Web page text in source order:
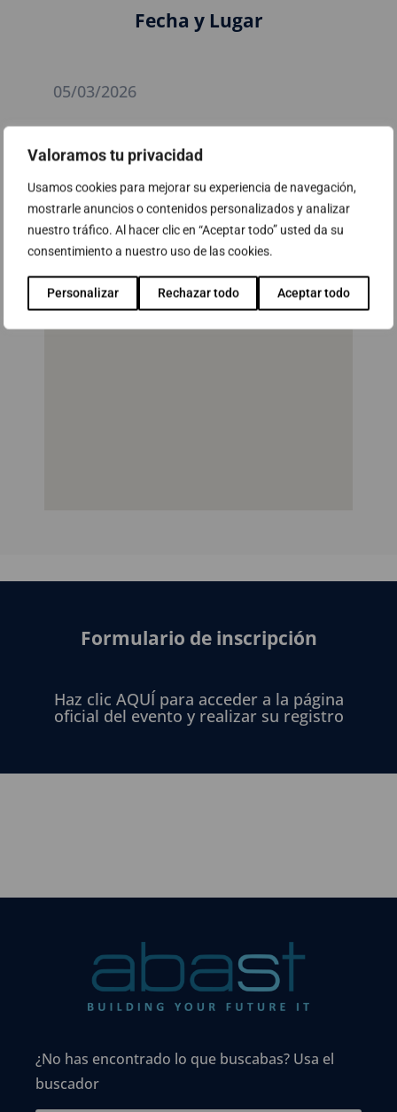
Valoramos tu privacidad
Usamos cookies para mejorar su experiencia de navegación,
mostrarle anuncios o contenidos personalizados y analizar
nuestro tráfico. Al hacer clic en “Aceptar todo” usted da su
consentimiento a nuestro uso de las cookies.
Personalizar Rechazar todo Aceptar todo
Fecha y Lugar
05/03/2026
Madrid
Av. de Luis Aragonés, 4, San Blas-Canillejas, 28022
Madrid
Formulario de inscripción
Haz clic AQUÍ para acceder a la página
oficial del evento y realizar su registro
¿No has encontrado lo que buscabas? Usa el
buscador